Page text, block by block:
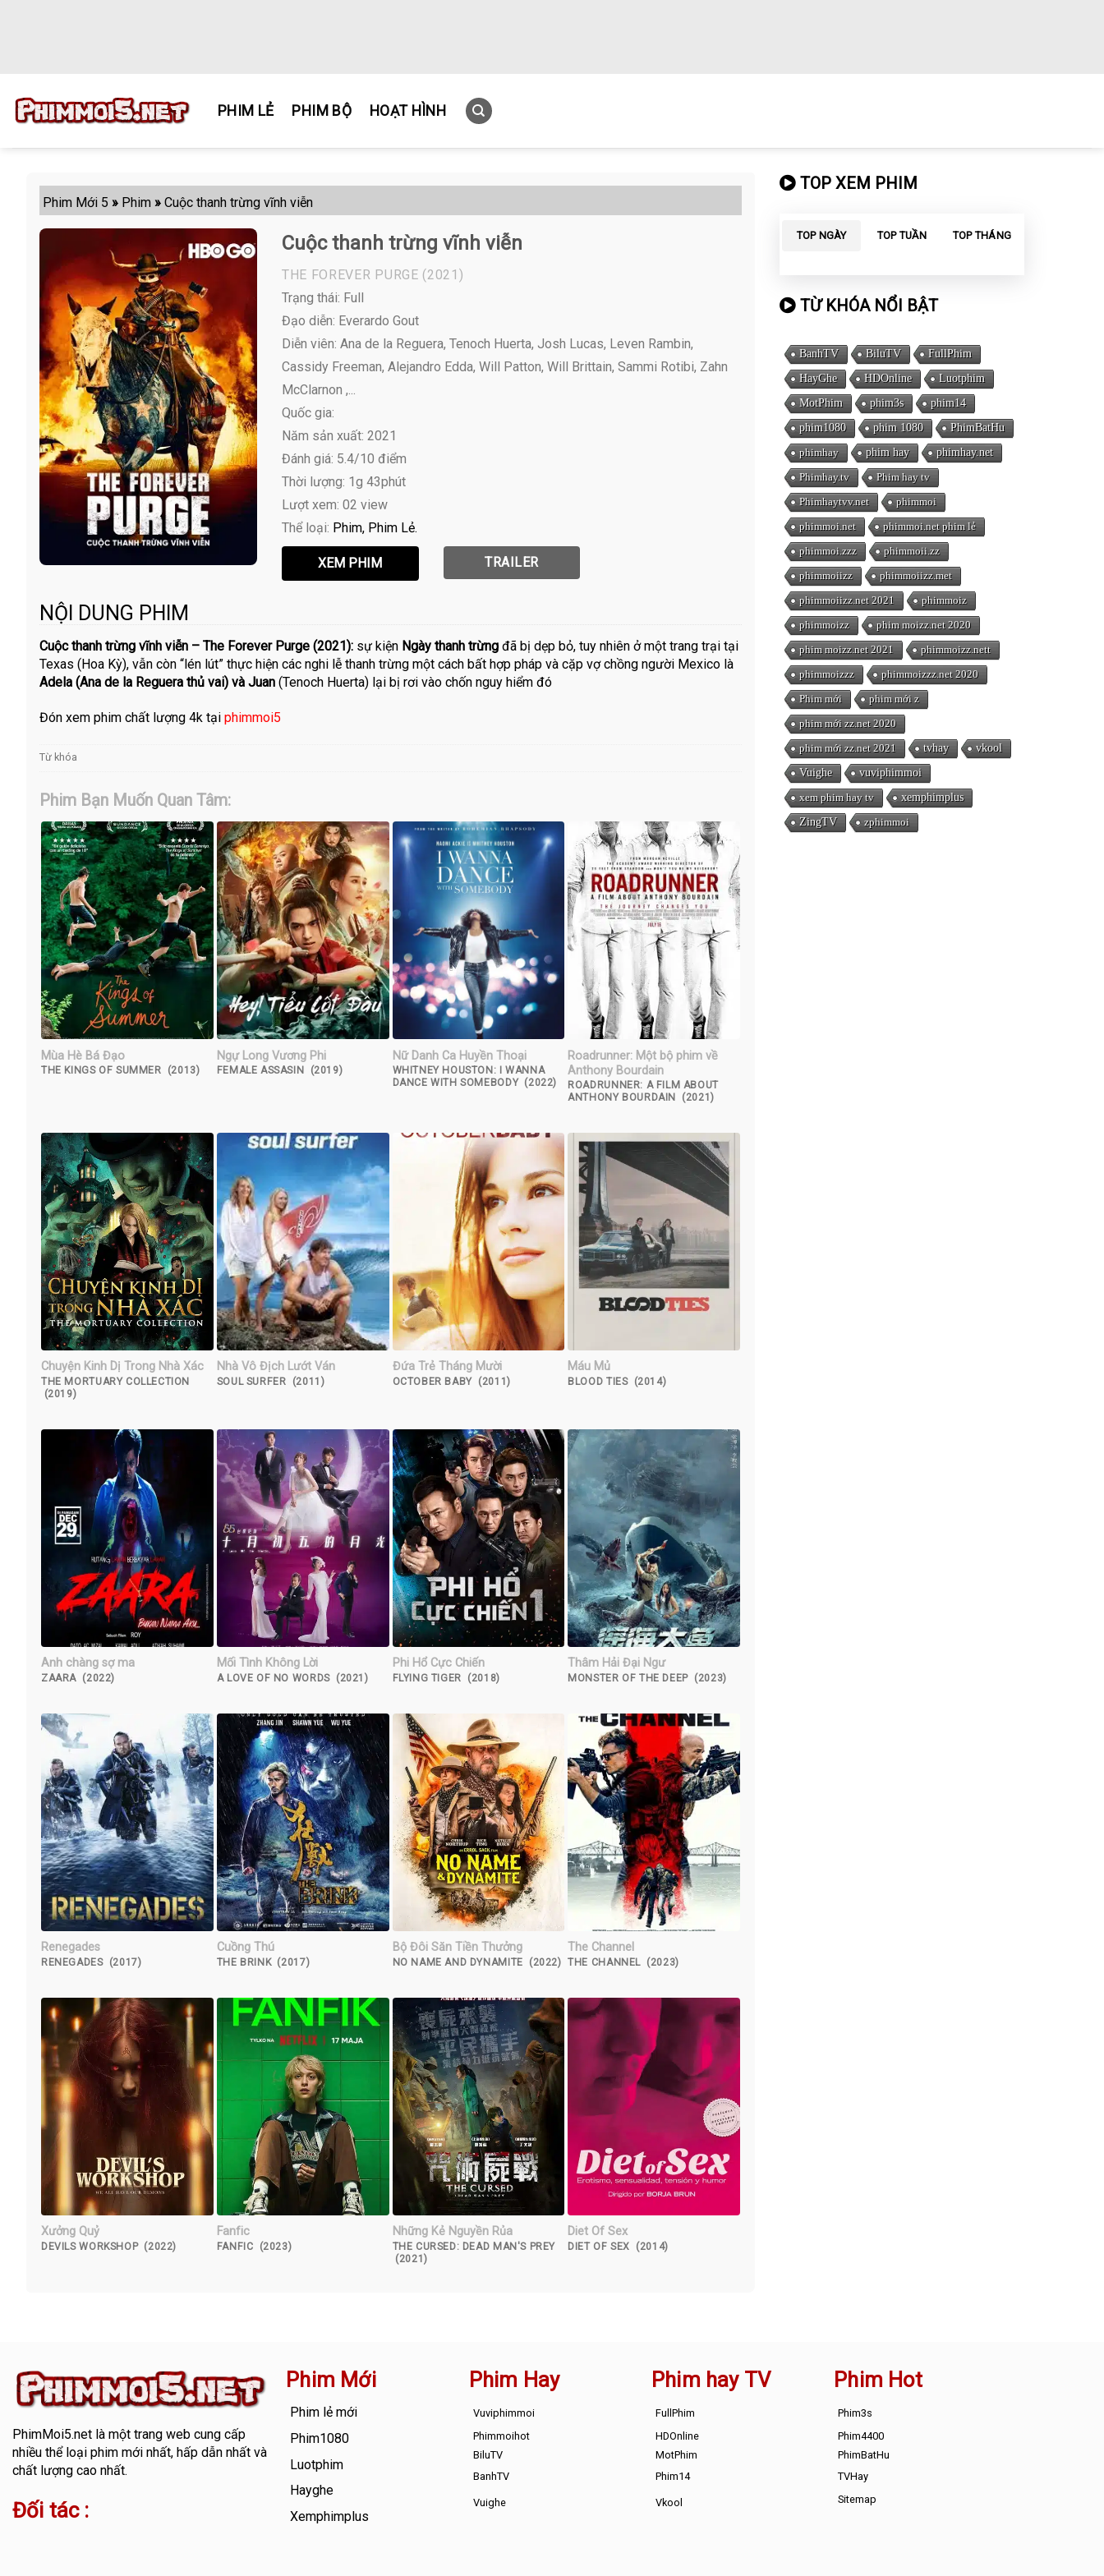
PHIM LẺ PHIM BỘ HOẠT HÌNH
Phim Mới 5 » Phim » Cuộc thanh trừng vĩnh viễn
Cuộc thanh trừng vĩnh viễn
THE FOREVER PURGE (2021)
Trạng thái: Full
Đạo diễn: Everardo Gout
Diễn viên: Ana de la Reguera, Tenoch Huerta, Josh Lucas, Leven Rambin,
Cassidy Freeman, Alejandro Edda, Will Patton, Will Brittain, Sammi Rotibi, Zahn
McClarnon ,...
Quốc gia:
Năm sản xuất: 2021
Đánh giá: 5.4/10 điểm
Thời lượng: 1g 43phút
Lượt xem: 02 view
Thể loại: Phim Phim Lẻ
TRAILER
NỘI DUNG PHIM
Cuộc thanh trừng vĩnh viễn – The Forever Purge (2021): sự kiện Ngày thanh trừng đã bị dẹp bỏ, tuy nhiên ở một trang trại tại
Texas (Hoa Kỳ), vẫn còn “lén lút” thực hiện các nghi lễ thanh trừng một cách bất hợp pháp và cặp vợ chồng người Mexico là
Adela (Ana de la Reguera thủ vai) và Juan (Tenoch Huerta) lại bị rơi vào chốn nguy hiểm đó
Đón xem phim chất lượng 4k tại phimmoi5
Từ khóa
Phim Bạn Muốn Quan Tâm:
Mùa Hè Bá Đạo
THE KINGS OF SUMMER (2013)
Ngự Long Vương Phi
FEMALE ASSASIN (2019)
Nữ Danh Ca Huyền Thoại
WHITNEY HOUSTON: I WANNA
DANCE WITH SOMEBODY (2022)
Roadrunner: Một bộ phim về
Anthony Bourdain
ROADRUNNER: A FILM ABOUT
ANTHONY BOURDAIN (2021)
Chuyện Kinh Dị Trong Nhà Xác
THE MORTUARY COLLECTION
(2019)
Nhà Vô Địch Lướt Ván
SOUL SURFER (2011)
Đứa Trẻ Tháng Mười
OCTOBER BABY (2011)
Máu Mủ
BLOOD TIES (2014)
Anh chàng sợ ma
ZAARA (2022)
Mối Tình Không Lời
A LOVE OF NO WORDS (2021)
Phi Hổ Cực Chiến
FLYING TIGER (2018)
Thâm Hải Đại Ngư
MONSTER OF THE DEEP (2023)
Renegades
RENEGADES (2017)
Cuồng Thú
THE BRINK (2017)
Bộ Đôi Săn Tiền Thưởng
NO NAME AND DYNAMITE (2022)
The Channel
THE CHANNEL (2023)
Xưởng Quỷ
DEVILS WORKSHOP (2022)
Fanfic
FANFIC (2023)
Những Kẻ Nguyền Rủa
THE CURSED: DEAD MAN'S PREY
(2021)
Diet Of Sex
DIET OF SEX (2014)
TOP XEM PHIM
TOP NGÀY TOP TUẦN TOP THÁNG
TỪ KHÓA NỔI BẬT
BanhTV BiluTV
FullPhim
HayGhe
HDOnline
Luotphim
MotPhim
phim3s
phim14
phim1080
phim 1080
PhimBatHu
phimhay
phim hay
phimhay.net
Phimhay.tv
Phim hay tv
Phimhaytvv.net
phimmoi
phimmoi.net
phimmoi.net phim lẻ
phimmoi.zzz
phimmoii.zz
phimmoiizz
phimmoiizz.met
phimmoiizz.net 2021
phimmoiz
phimmoizz
phim moizz.net 2020
phim moizz.net 2021
phimmoizz.nett
phimmoizzz
phimmoizzz.net 2020
Phim mới
phim mới z
phim mới zz.net 2020
phim mới zz.net 2021
tvhay
vkool
Vuighe
vuviphimmoi
xem phim hay tv
xemphimplus
ZingTV
zphimmoi
PhimMoi5.netlà một trang web cung cấp
nhiều thể loại phim mới nhất, hấp dẫn nhất và
chất lượng cao nhất.
Đối tác :
Phim Mới
Phim lẻ mới
Phim1080
Luotphim
Hayghe
Xemphimplus
Phim Hay
Vuviphimmoi
Phimmoihot
BiluTV
BanhTV
Vuighe
Phim hay TV
FullPhim
HDOnline
MotPhim
Phim14
Vkool
Phim Hot
Phim3s
Phim4400
PhimBatHu
TVHay
Sitemap